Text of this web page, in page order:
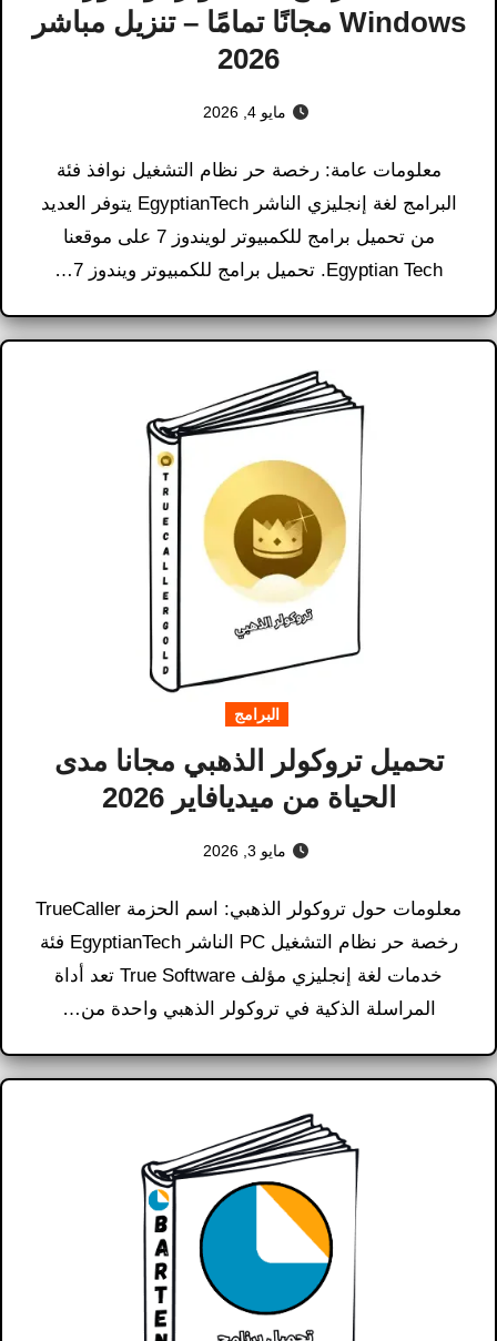
Windows مجانًا تمامًا – تنزيل مباشر
2026
مايو 4, 2026
معلومات عامة: رخصة حر نظام التشغيل نوافذ فئة
البرامج لغة إنجليزي الناشر EgyptianTech يتوفر العديد
من تحميل برامج للكمبيوتر لويندوز 7 على موقعنا
Egyptian Tech. تحميل برامج للكمبيوتر ويندوز 7…
البرامج
تحميل تروكولر الذهبي مجانا مدى
الحياة من ميديافاير 2026
مايو 3, 2026
معلومات حول تروكولر الذهبي: اسم الحزمة TrueCaller
رخصة حر نظام التشغيل PC الناشر EgyptianTech فئة
خدمات لغة إنجليزي مؤلف True Software تعد أداة
المراسلة الذكية في تروكولر الذهبي واحدة من…